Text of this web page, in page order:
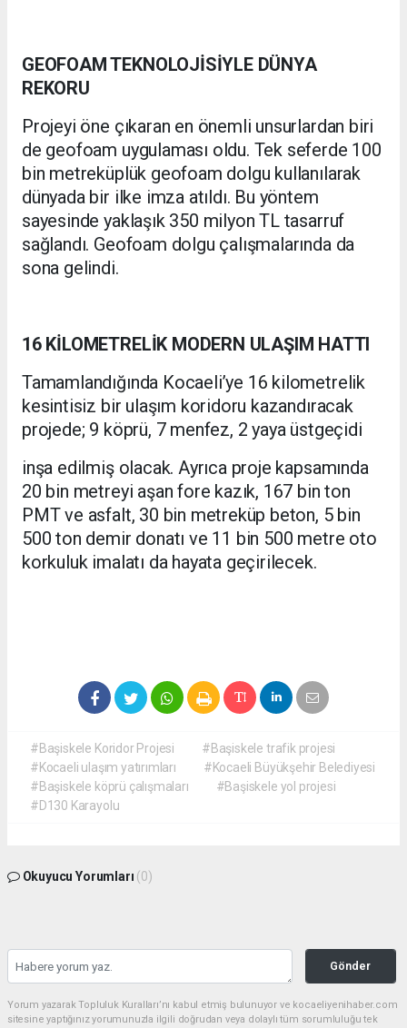
GEOFOAM TEKNOLOJİSİYLE DÜNYA
REKORU
Projeyi öne çıkaran en önemli unsurlardan biri
de geofoam uygulaması oldu. Tek seferde 100
bin metreküplük geofoam dolgu kullanılarak
dünyada bir ilke imza atıldı. Bu yöntem
sayesinde yaklaşık 350 milyon TL tasarruf
sağlandı. Geofoam dolgu çalışmalarında da
sona gelindi.
16 KİLOMETRELİK MODERN ULAŞIM HATTI
Tamamlandığında Kocaeli’ye 16 kilometrelik
kesintisiz bir ulaşım koridoru kazandıracak
projede; 9 köprü, 7 menfez, 2 yaya üstgeçidi
inşa edilmiş olacak. Ayrıca proje kapsamında
20 bin metreyi aşan fore kazık, 167 bin ton
PMT ve asfalt, 30 bin metreküp beton, 5 bin
500 ton demir donatı ve 11 bin 500 metre oto
korkuluk imalatı da hayata geçirilecek.
#Başiskele Koridor Projesi
#Başiskele trafik projesi
#Kocaeli ulaşım yatırımları
#Kocaeli Büyükşehir Belediyesi
#Başiskele köprü çalışmaları
#Başiskele yol projesi
#D130 Karayolu
Okuyucu Yorumları (0)
Gönder
Yorum yazarak Topluluk Kuralları’nı kabul etmiş bulunuyor ve kocaeliyenihaber.com
sitesine yaptığınız yorumunuzla ilgili doğrudan veya dolaylı tüm sorumluluğu tek